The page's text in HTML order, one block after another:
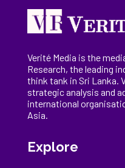
Verité Media is the
Research, theleading
think tank in Sri Lanka.
strategic analysis and
international
Asia.
Explore